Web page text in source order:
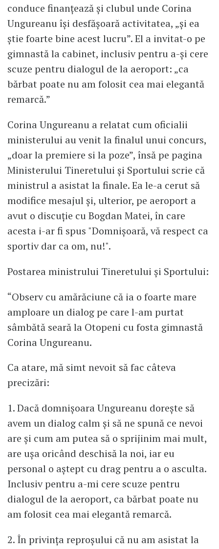
conduce finanțează și clubul unde Corina
Ungureanu își desfășoară activitatea, „și ea
știe foarte bine acest lucru”. El a invitat-o pe
gimnastă la cabinet, inclusiv pentru a-și cere
scuze pentru dialogul de la aeroport: „ca
bărbat poate nu am folosit cea mai elegantă
remarcă.”
Corina Ungureanu a relatat cum oficialii
ministerului au venit la finalul unui concurs,
„doar la premiere si la poze”, însă pe pagina
Ministerului Tineretului și Sportului scrie că
ministrul a asistat la finale. Ea le-a cerut să
modifice mesajul și, ulterior, pe aeroport a
avut o discuție cu Bogdan Matei, în care
acesta i-ar fi spus "Domnișoară, vă respect ca
sportiv dar ca om, nu!".
Postarea ministrului Tineretului și Sportului:
“Observ cu amărăciune că ia o foarte mare
amploare un dialog pe care l-am purtat
sâmbătă seară la Otopeni cu fosta gimnastă
Corina Ungureanu.
Ca atare, mă simt nevoit să fac câteva
precizări:
1. Dacă domnișoara Ungureanu dorește să
avem un dialog calm și să ne spună ce nevoi
are și cum am putea să o sprijinim mai mult,
are ușa oricând deschisă la noi, iar eu
personal o aștept cu drag pentru a o asculta.
Inclusiv pentru a-mi cere scuze pentru
dialogul de la aeroport, ca bărbat poate nu
am folosit cea mai elegantă remarcă.
2. În privința reproșului că nu am asistat la